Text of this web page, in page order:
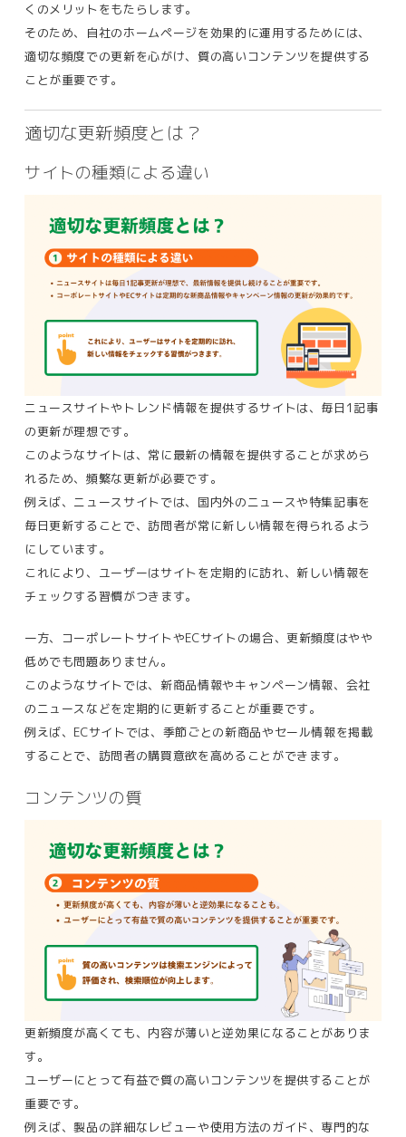
くのメリットをもたらします。
そのため、自社のホームページを効果的に運用するためには、
適切な頻度での更新を心がけ、質の高いコンテンツを提供する
ことが重要です。
適切な更新頻度とは？
サイトの種類による違い
ニュースサイトやトレンド情報を提供するサイトは、毎日1記事
の更新が理想です。
このようなサイトは、常に最新の情報を提供することが求めら
れるため、頻繁な更新が必要です。
例えば、ニュースサイトでは、国内外のニュースや特集記事を
毎日更新することで、訪問者が常に新しい情報を得られるよう
にしています。
これにより、ユーザーはサイトを定期的に訪れ、新しい情報を
チェックする習慣がつきます。
一方、コーポレートサイトやECサイトの場合、更新頻度はやや
低めでも問題ありません。
このようなサイトでは、新商品情報やキャンペーン情報、会社
のニュースなどを定期的に更新することが重要です。
例えば、ECサイトでは、季節ごとの新商品やセール情報を掲載
することで、訪問者の購買意欲を高めることができます。
コンテンツの質
更新頻度が高くても、内容が薄いと逆効果になることがありま
す。
ユーザーにとって有益で質の高いコンテンツを提供することが
重要です。
例えば、製品の詳細なレビューや使用方法のガイド、専門的な